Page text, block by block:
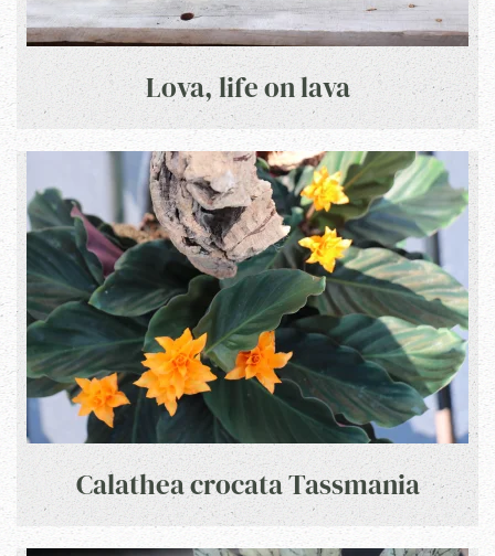
Lova, life on lava
Calathea crocata Tassmania